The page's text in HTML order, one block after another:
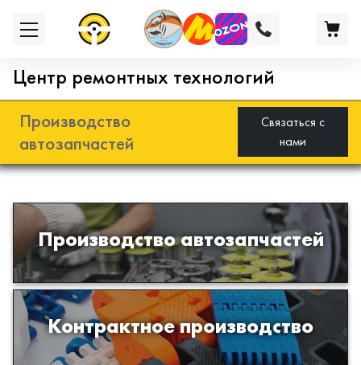
Центр ремонтных технологий
Производство
автозапчастей
Связаться с
нами
Производство автозапчастей
Разработка и производство деталей
из эластомеров для подвески
автомобиля
Контрактное производство
Производство изделий из пластиков
и полимеров по образцам либо
чертежам заказчика